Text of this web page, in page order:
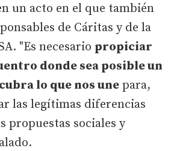
un acto en el que también
de Cáritas y de la
"Es necesario propiciar
donde sea posible un
lo que nos une para,
las legítimas diferencias
propuestas sociales y